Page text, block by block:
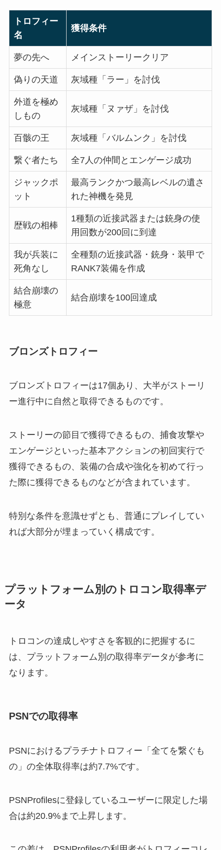
トロフィー
名
獲得条件
夢の先へ メインストーリークリア
偽りの天道 灰域種「ラー」を討伐
外道を極め
しもの
灰域種「ヌァザ」を討伐
百骸の王 灰域種「バルムンク」を討伐
繋ぐ者たち 全7人の仲間とエンゲージ成功
ジャックポ
ット
最高ランクかつ最高レベルの遺さ
れた神機を発見
歴戦の相棒
1種類の近接武器または銃身の使
用回数が200回に到達
我が兵装に
死角なし
全種類の近接武器・銃身・装甲で
RANK7装備を作成
結合崩壊の
極意
結合崩壊を100回達成
ブロンズトロフィー
ブロンズトロフィーは17個あり、大半がストーリ
ー進行中に自然と取得できるものです。
ストーリーの節目で獲得できるもの、捕食攻撃や
エンゲージといった基本アクションの初回実行で
獲得できるもの、装備の合成や強化を初めて行っ
た際に獲得できるものなどが含まれています。
特別な条件を意識せずとも、普通にプレイしてい
れば大部分が埋まっていく構成です。
プラットフォーム別のトロコン取得率デ
ータ
トロコンの達成しやすさを客観的に把握するに
は、プラットフォーム別の取得率データが参考に
なります。
PSNでの取得率
PSNにおけるプラチナトロフィー「全てを繋ぐも
の」の全体取得率は約7.7%です。
PSNProfilesに登録しているユーザーに限定した場
合は約20.9%まで上昇します。